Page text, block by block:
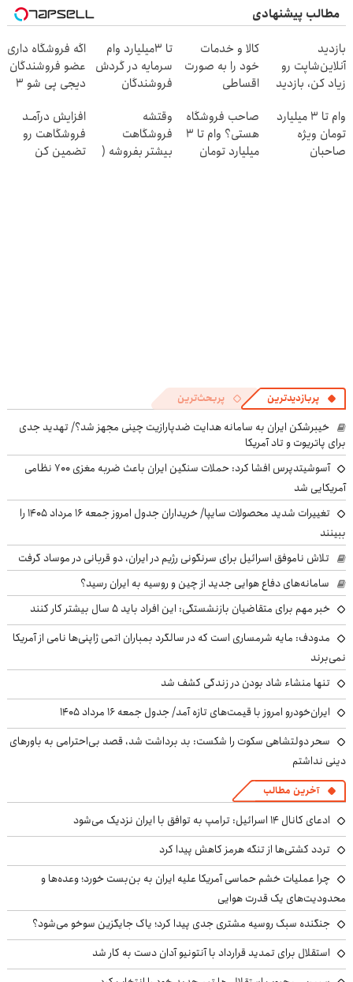
مطالب پیشنهادی
بازدید
آنلاین‌شاپت رو
زیاد کن، بازدید
بیشتر
کالا و خدمات
خود را به صورت
اقساطی
تا 3میلیارد وام
سرمایه در گردش
فروشندگان
اگه فروشگاه داری
عضو فروشندگان
دیجی پی شو 3
وام تا ۳ میلیارد
تومان ویژه
صاحبان
صاحب فروشگاه
هستی؟ وام تا ۳
میلیارد تومان
وقتشه
فروشگاهت
بیشتر بفروشه (
افزایش درآمـد
فروشگاهت رو
تضمین کن
پربازدیدترین پربحث‌ترین
خیبرشکن ایران به سامانه هدایت ضدپارازیت چینی مجهز شد؟/ تهدید جدی
برای پاتریوت و تاد آمریکا
آسوشیتدپرس افشا کرد: حملات سنگین ایران باعث ضربه مغزی ۷۰۰ نظامی
آمریکایی شد
تغییرات شدید محصولات سایپا/ خریداران جدول امروز جمعه ۱۶ مرداد ۱۴۰۵ را
ببینند
تلاش ناموفق اسرائیل برای سرنگونی رژیم در ایران، دو قربانی در موساد گرفت
سامانه‌های دفاع هوایی جدید از چین و روسیه به ایران رسید؟
خبر مهم برای متقاضیان بازنشستگی: این افراد باید ۵ سال بیشتر کار کنند
مدودف: مایه شرمساری است که در سالگرد بمباران اتمی ژاپنی‌ها نامی از آمریکا
نمی‌برند
تنها منشاء شاد بودن در زندگی کشف شد
ایران‌خودرو امروز با قیمت‌های تازه آمد/ جدول جمعه ۱۶ مرداد ۱۴۰۵
سحر دولتشاهی سکوت را شکست: بد برداشت شد، قصد بی‌احترامی به باورهای
دینی نداشتم
آخرین مطالب
ادعای کانال ۱۴ اسرائیل: ترامپ به توافق با ایران نزدیک می‌شود
تردد کشتی‌ها از تنگه هرمز کاهش پیدا کرد
چرا عملیات خشم حماسی آمریکا علیه ایران به بن‌بست خورد؛ وعده‌ها و
محدودیت‌های یک قدرت هوایی
جنگنده سبک روسیه مشتری جدی پیدا کرد؛ یاک جایگزین سوخو می‌شود؟
استقلال برای تمدید قرارداد با آنتونیو آدان دست به کار شد